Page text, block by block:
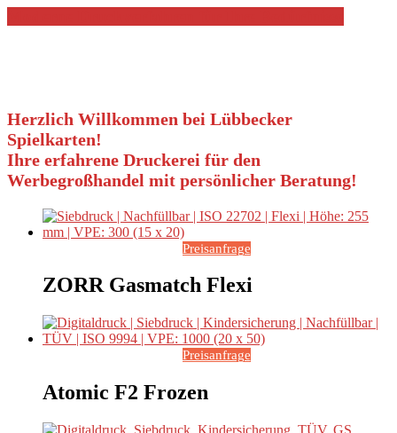
Herzlich Willkommen bei Lübbecker
Spielkarten!
Ihre erfahrene Druckerei für den
Werbegroßhandel mit persönlicher Beratung!
Preisanfrage
ZORR Gasmatch Flexi
Preisanfrage
Atomic F2 Frozen